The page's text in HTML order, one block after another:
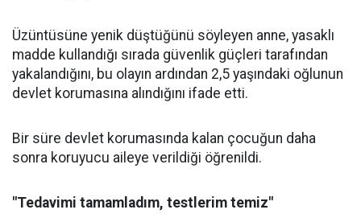
Üzüntüsüne yenik düştüğünü söyleyen anne, yasaklı
madde kullandığı sırada güvenlik güçleri tarafından
yakalandığını, bu olayın ardından 2,5 yaşındaki oğlunun
devlet korumasına alındığını ifade etti.
Bir süre devlet korumasında kalan çocuğun daha
sonra koruyucu aileye verildiği öğrenildi.
"Tedavimi tamamladım, testlerim temiz"